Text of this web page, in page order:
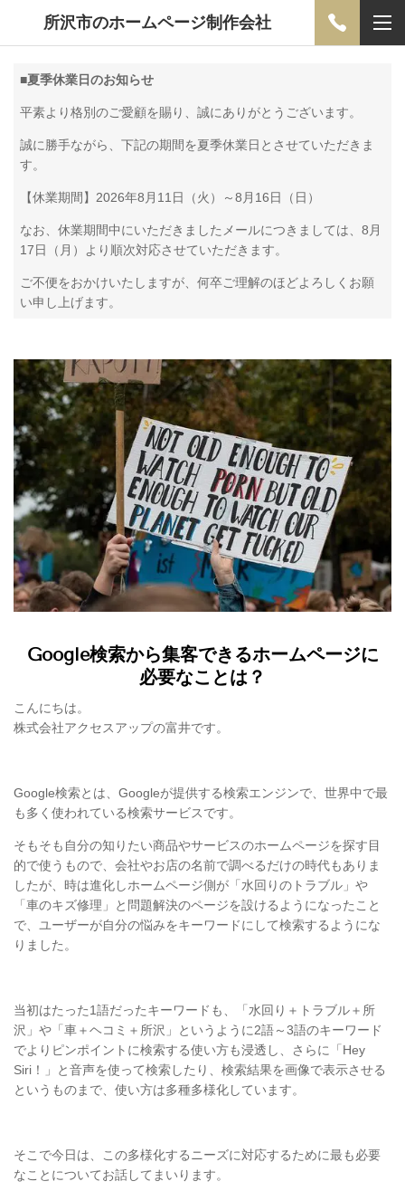
所沢市のホームページ制作会社
■夏季休業日のお知らせ
平素より格別のご愛顧を賜り、誠にありがとうございます。
誠に勝手ながら、下記の期間を夏季休業日とさせていただきま
す。
【休業期間】2026年8月11日（火）～8月16日（日）
なお、休業期間中にいただきましたメールにつきましては、8月
17日（月）より順次対応させていただきます。
ご不便をおかけいたしますが、何卒ご理解のほどよろしくお願
い申し上げます。
Google検索から集客できるホームページに
必要なことは？
こんにちは。
株式会社アクセスアップの富井です。
Google検索とは、Googleが提供する検索エンジンで、世界中で最
も多く使われている検索サービスです。
そもそも自分の知りたい商品やサービスのホームページを探す目
的で使うもので、会社やお店の名前で調べるだけの時代もありま
したが、時は進化しホームページ側が「水回りのトラブル」や
「車のキズ修理」と問題解決のページを設けるようになったこと
で、ユーザーが自分の悩みをキーワードにして検索するようにな
りました。
当初はたった1語だったキーワードも、「水回り＋トラブル＋所
沢」や「車＋ヘコミ＋所沢」というように2語～3語のキーワード
でよりピンポイントに検索する使い方も浸透し、さらに「Hey
Siri！」と音声を使って検索したり、検索結果を画像で表示させる
というものまで、使い方は多種多様化しています。
そこで今日は、この多様化するニーズに対応するために最も必要
なことについてお話してまいります。